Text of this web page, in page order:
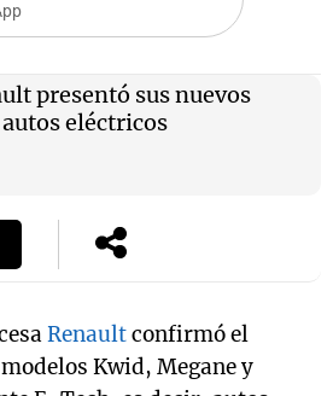
presentó sus nuevos
eléctricos
Renaultconfirmó el
Kwid, Megane y